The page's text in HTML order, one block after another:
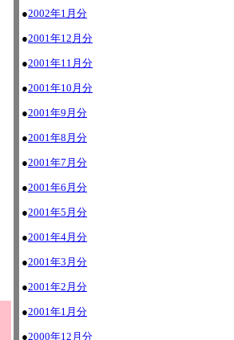
●2002年1月分
●2001年12月分
●2001年11月分
●2001年10月分
●2001年9月分
●2001年8月分
●2001年7月分
●2001年6月分
●2001年5月分
●2001年4月分
●2001年3月分
●2001年2月分
●2001年1月分
●2000年12月分